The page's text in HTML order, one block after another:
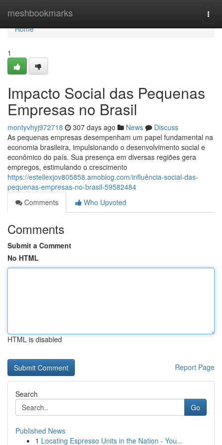
meshbookmarks
Home
Home
1
Impacto Social das Pequenas
Empresas no Brasil
montyvhyj972718 307 days ago News
Discuss
As pequenas empresas desempenham um papel fundamental na
economia brasileira, impulsionando o desenvolvimento social e
econômico do país. Sua presença em diversas regiões gera
empregos, estimulando o crescimento
https://estellexjov805858.amoblog.com/influência-social-das-
pequenas-empresas-no-brasil-59582484
Comments
Who Upvoted
Comments
Submit a Comment
No HTML
HTML is disabled
Report Page
Search
Go
Published News
1 Locating Espresso Units in the Nation - You...